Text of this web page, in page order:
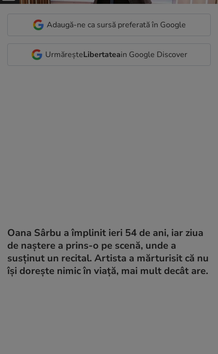
Adaugă-ne ca sursă preferată în Google
UrmăreșteLibertateain Google Discover
Oana Sârbu a împlinit ieri 54 de ani, iar ziua
de naștere a prins-o pe scenă, unde a
susținut un recital. Artista a mărturisit că nu
își dorește nimic în viață, mai mult decât are.